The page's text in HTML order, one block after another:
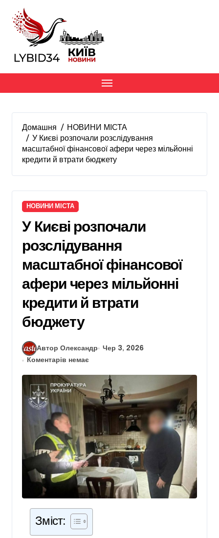
вмісту
Домашня
НОВИНИ МІСТА
У Києві розпочали розслідування
масштабної фінансової афери через мільйонні
кредити й втрати бюджету
НОВИНИ МІСТА
У Києві розпочали
розслідування
масштабної фінансової
афери через мільйонні
кредити й втрати
бюджету
Автор Олександр
Чер 3, 2026
Коментарів немає
Зміст: